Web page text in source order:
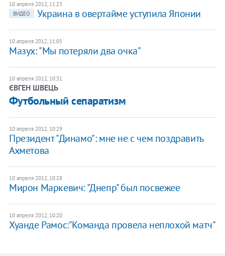
10 апреля 2012, 11:23
ВИДЕО
​​Украина в овертайме уступила Японии
10 апреля 2012, 11:05
Мазух: "Мы потеряли два очка"
10 апреля 2012, 10:31
ЄВГЕН ШВЕЦЬ
​Футбольный сепаратизм
10 апреля 2012, 10:29
Президент "Динамо": мне не с чем поздравить
Ахметова
10 апреля 2012, 10:28
Мирон Маркевич: "Днепр" был посвежее
10 апреля 2012, 10:20
​Хуанде Рамос:"Команда провела неплохой матч"